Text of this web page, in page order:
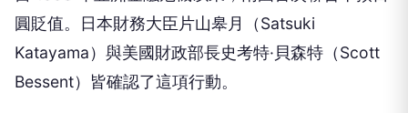
圓貶值。日本財務大臣片山皋月（Satsuki
Katayama）與美國財政部長史考特·貝森特（Scott
Bessent）皆確認了這項行動。